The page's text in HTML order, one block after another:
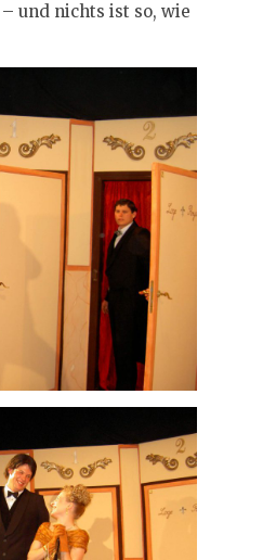
und nichts ist so, wie